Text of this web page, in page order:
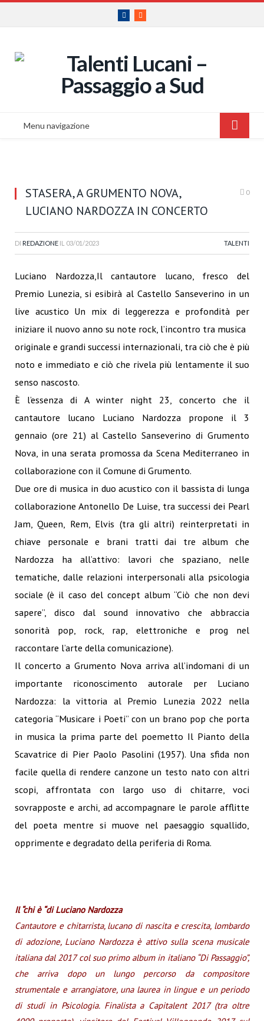
Facebook
RSS
Menu navigazione
STASERA, A GRUMENTO NOVA,
LUCIANO NARDOZZA IN CONCERTO
0
DI REDAZIONE IL 03/01/2023 TALENTI
Luciano Nardozza,Il cantautore lucano, fresco del
Premio Lunezia, si esibirà al Castello Sanseverino in un
live acustico Un mix di leggerezza e profondità per
iniziare il nuovo anno su note rock, l’incontro tra musica
originale e grandi successi internazionali, tra ciò che è più
noto e immediato e ciò che rivela più lentamente il suo
senso nascosto.
È l’essenza di A winter night 23, concerto che il
cantautore lucano Luciano Nardozza propone il 3
gennaio (ore 21) al Castello Sanseverino di Grumento
Nova, in una serata promossa da Scena Mediterraneo in
collaborazione con il Comune di Grumento.
Due ore di musica in duo acustico con il bassista di lunga
collaborazione Antonello De Luise, tra successi dei Pearl
Jam, Queen, Rem, Elvis (tra gli altri) reinterpretati in
chiave personale e brani tratti dai tre album che
Nardozza ha all’attivo: lavori che spaziano, nelle
tematiche, dalle relazioni interpersonali alla psicologia
sociale (è il caso del concept album “Ciò che non devi
sapere”, disco dal sound innovativo che abbraccia
sonorità pop, rock, rap, elettroniche e prog nel
raccontare l’arte della comunicazione).
Il concerto a Grumento Nova arriva all’indomani di un
importante riconoscimento autorale per Luciano
Nardozza: la vittoria al Premio Lunezia 2022 nella
categoria “Musicare i Poeti” con un brano pop che porta
in musica la prima parte del poemetto Il Pianto della
Scavatrice di Pier Paolo Pasolini (1957). Una sfida non
facile quella di rendere canzone un testo nato con altri
scopi, affrontata con largo uso di chitarre, voci
sovrapposte e archi, ad accompagnare le parole afflitte
del poeta mentre si muove nel paesaggio squallido,
opprimente e degradato della periferia di Roma.
Il “chi è “di Luciano Nardozza
Cantautore e chitarrista, lucano di nascita e crescita, lombardo
di adozione, Luciano Nardozza è attivo sulla scena musicale
italiana dal 2017 col suo primo album in italiano “Di Passaggio”,
che arriva dopo un lungo percorso da compositore
strumentale e arrangiatore, una laurea in lingue e un periodo
di studi in Psicologia. Finalista a Capitalent 2017 (tra oltre